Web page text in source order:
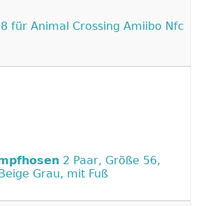
für Animal Crossing Amiibo Nfc
2 Paar, Größe 56,
Grau, mit Fuß